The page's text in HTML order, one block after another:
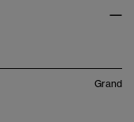
Grand